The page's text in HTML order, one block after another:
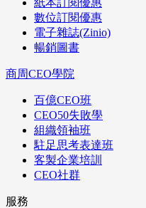
紙本訂閱優惠
數位訂閱優惠
電子雜誌(Zinio)
暢銷圖書
商周CEO學院
百億CEO班
CEO50失敗學
組織領袖班
駐足思考表達班
客製企業培訓
CEO社群
服務